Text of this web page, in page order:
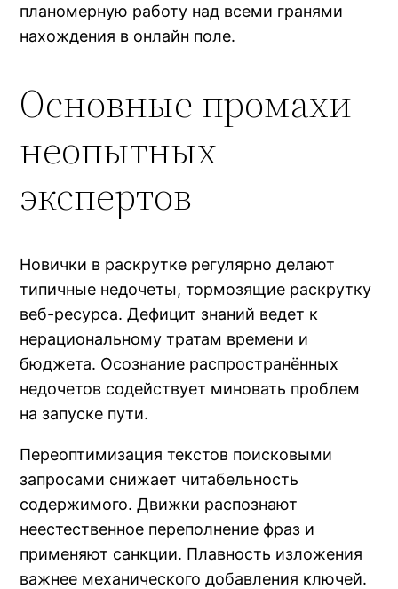
планомерную работу над всеми гранями
нахождения в онлайн поле.
Основные промахи
неопытных
экспертов
Новички в раскрутке регулярно делают
типичные недочеты, тормозящие раскрутку
веб-ресурса. Дефицит знаний ведет к
нерациональному тратам времени и
бюджета. Осознание распространённых
недочетов содействует миновать проблем
на запуске пути.
Переоптимизация текстов поисковыми
запросами снижает читабельность
содержимого. Движки распознают
неестественное переполнение фраз и
применяют санкции. Плавность изложения
важнее механического добавления ключей.